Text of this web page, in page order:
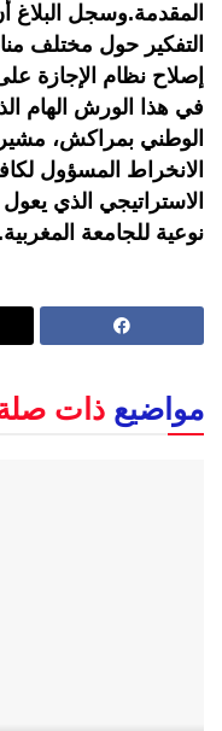
المقدمة.وسجل البلاغ
التفكير حول مختلف
إصلاح نظام الإجازة
في هذا الورش الهام
الوطني بمراكش،
الانخراط المسؤول
الاستراتيجي الذي
نوعية للجامعة المغربية.
مواضيع ذات